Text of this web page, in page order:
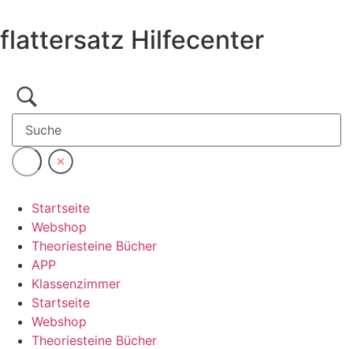
Inhalt
wechseln
flattersatz Hilfecenter
Startseite
Webshop
Theoriesteine Bücher
APP
Klassenzimmer
Startseite
Webshop
Theoriesteine Bücher